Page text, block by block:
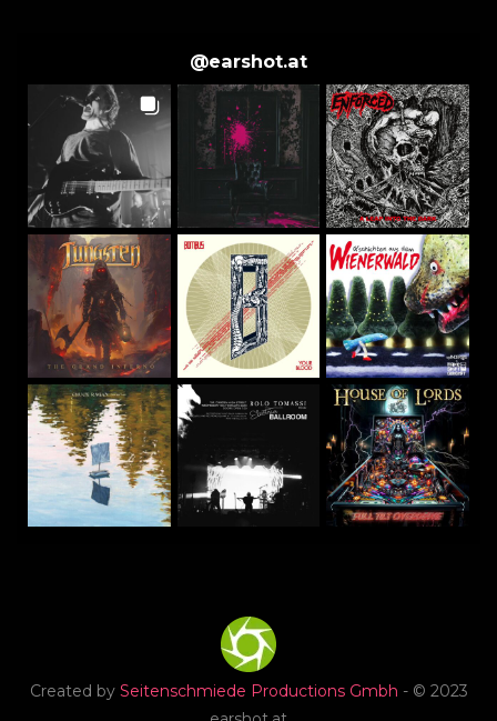
@earshot.at
Created by Seitenschmiede Productions Gmbh - © 2023